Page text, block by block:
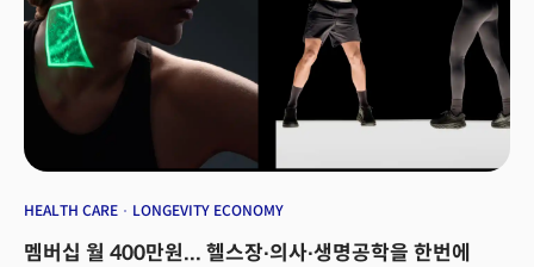
HEALTH CARE LONGEVITY ECONOMY
멤버십 월 400만원... 헬스장∙의사∙생명공학을 한번에